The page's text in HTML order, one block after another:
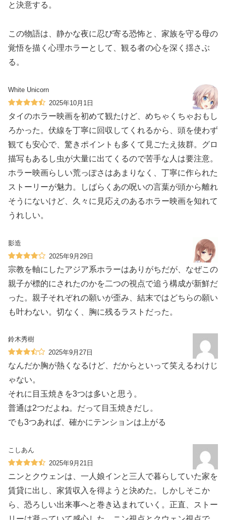
と決意する。
この物語は、静かな夜に忍び寄る恐怖と、家族を守る母の
覚悟を描く心理ホラーとして、観る者の心を深く揺さぶ
る。
White Unicorn
2025年10月1日
タイのホラー映画を初めて観たけど、めちゃくちゃおもし
ろかった。伏線を丁寧に回収してくれるから、頭を使わず
観ても安心で、驚きポイントも多くて見ごたえ抜群。グロ
描写もあるし虫が大量に出てくるので苦手な人は要注意。
ホラー映画らしい荒っぽさはあまりなく、丁寧に作られた
ストーリーが魅力。しばらくあの呪いの言葉が頭から離れ
そうにないけど、久々に見応えのあるホラー映画を知れて
うれしい。
影造
2025年9月29日
宗教を軸にしたアジア系ホラーはありがちだが、なぜこの
親子が標的にされたのかを二つの視点で追う構成が新鮮だ
った。親子それぞれの願いが歪み、結末ではどちらの願い
も叶わない。切なく、胸に残るラストだった。
鈴木秀樹
2025年9月27日
なんだか胸が熱くなるけど、だからといって笑えるわけじ
ゃない。
それに目玉焼きを3つは多いと思う。
普通は2つだよね。だって目玉焼きだし。
でも3つあれば、確かにテンションは上がる
こしあん
2025年9月21日
ニンとクウェンは、一人娘インと三人で暮らしていた家を
賃貸に出し、家賃収入を得ようと決めた。しかしそこか
ら、恐ろしい出来事へと巻き込まれていく。正直、ストー